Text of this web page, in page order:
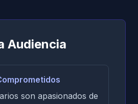
Audiencia
son apasionados de